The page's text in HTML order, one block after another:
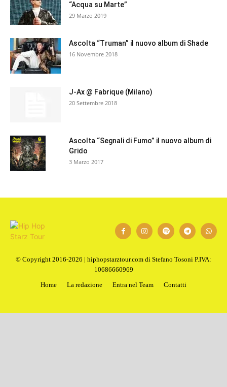
“Acqua su Marte”
29 Marzo 2019
Ascolta “Truman” il nuovo album di Shade
16 Novembre 2018
J-Ax @ Fabrique (Milano)
20 Settembre 2018
Ascolta “Segnali di Fumo” il nuovo album di
Grido
3 Marzo 2017
© Copyright 2016-2026 | hiphopstarztour.com di Stefano Tosoni P.IVA:
10686660969
Home
La redazione Entra nel Team Contatti